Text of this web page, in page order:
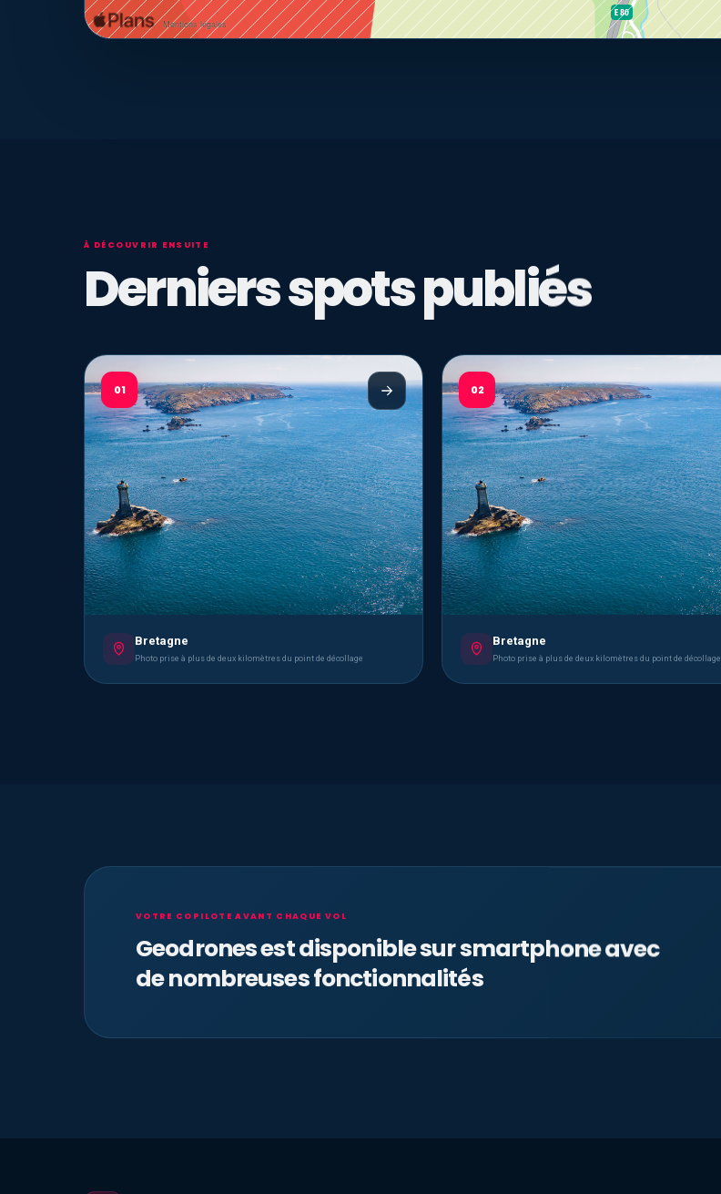
À DÉCOUVRIR ENSUITE
Derniers spots publiés
01
Bretagne
Photo prise à plus de deux kilomètres du point de décollage
02
Bretagne
Photo prise à plus de deux kilomètres du point de décollage
VOTRE COPILOTE AVANT CHAQUE VOL
Geodrones est disponible sur smartphone avec
de nombreuses fonctionnalités